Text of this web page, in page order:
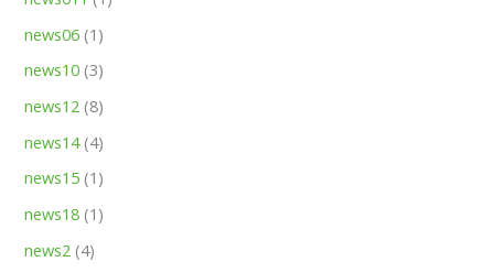
news06 (1)
news10 (3)
news12 (8)
news14(4)
news15 (1)
news18 (1)
news2 (4)